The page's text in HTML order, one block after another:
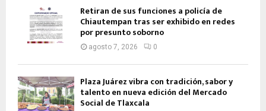
Retiran de sus funciones a policía de
Chiautempan tras ser exhibido en redes
por presunto soborno
agosto 7, 2026 0
Plaza Juárez vibra con tradición, sabor y
talento en nueva edición del Mercado
Social de Tlaxcala